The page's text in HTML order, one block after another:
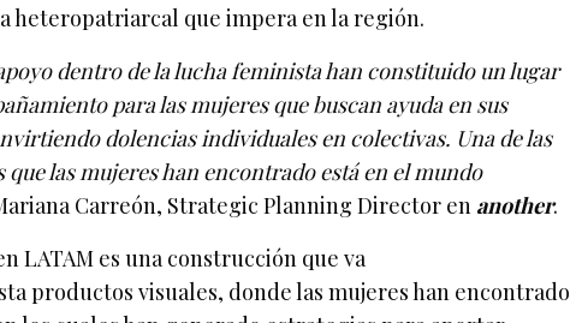
heteropatriarcal que impera en la región.
dentro de la lucha feminista han constituido un lugar
para las mujeres que buscan ayuda en sus
dolencias individuales en colectivas. Una de las
que las mujeres han encontrado está en el mundo
Carreón, Strategic Planning Director en another.
LATAM es una construcción que va
productos visuales, donde las mujeres han encontrado